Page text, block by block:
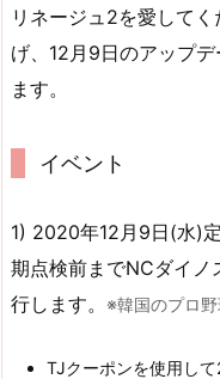
リネージュ2を愛して
げ、12月9日のアップ
ます。
イベント
1) 2020年12月9日(水)
期点検前までNCダイノ
行します。
※韓国のプロ
TJクーポンを使用し